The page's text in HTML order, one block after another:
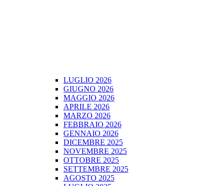
LUGLIO 2026
GIUGNO 2026
MAGGIO 2026
APRILE 2026
MARZO 2026
FEBBRAIO 2026
GENNAIO 2026
DICEMBRE 2025
NOVEMBRE 2025
OTTOBRE 2025
SETTEMBRE 2025
AGOSTO 2025